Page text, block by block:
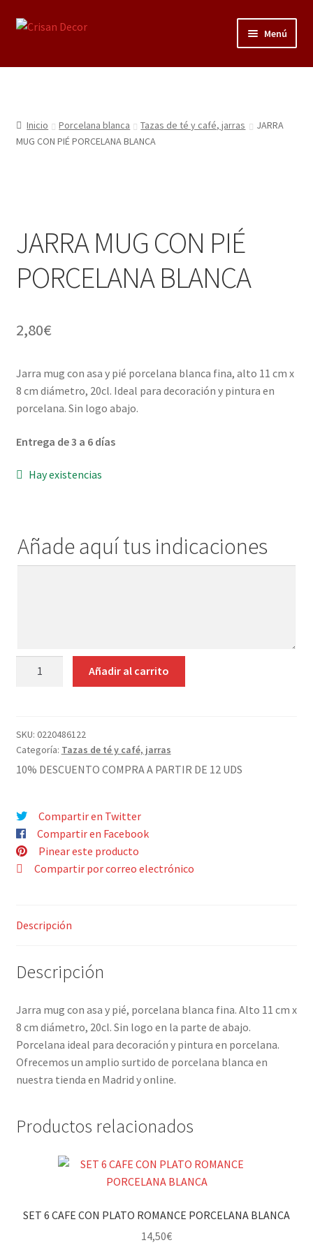
Ir
Ir
Menú
Regalos infantiles, vajillas y canastillas bebé
Regalo personalizado, estuches copas grabadas, regalo
bodas y aniversario, placas grabadas
Porcelana blanca Profesional y Hostelería
Pigmentos Porcelana y Vidrio, Mediums, material pintura
Menaje y servicio de mesa
Regalo original
Regalo personal chico-chica
Decoración, cuadros y espejos
Detalles ceremonia, regalo publicitario, promocional
Inicio Porcelana blanca Tazas de té y café, jarras
JARRA
MUG CON PIÉ PORCELANA BLANCA
JARRA MUG CON PIÉ
PORCELANA BLANCA
2,80€
Jarra mug con asa y pié porcelana blanca fina, alto 11 cm x
8 cm diámetro, 20cl. Ideal para decoración y pintura en
porcelana. Sin logo abajo.
Entrega de 3 a 6 días
Hay existencias
Añade aquí tus indicaciones
PORCELANA
BLANCA
cantidad
Añadir al carrito
SKU: 0220486122
Categoría: Tazas de té y café, jarras
10% DESCUENTO COMPRA A PARTIR DE 12 UDS
Compartir en Twitter
Compartir en Facebook
Pinear este producto
Compartir por correo electrónico
Descripción
Descripción
Jarra mug con asa y pié, porcelana blanca fina. Alto 11 cm x
8 cm diámetro, 20cl. Sin logo en la parte de abajo.
Porcelana ideal para decoración y pintura en porcelana.
Ofrecemos un amplio surtido de porcelana blanca en
nuestra tienda en Madrid y online.
Productos relacionados
SET 6 CAFE CON PLATO ROMANCE PORCELANA BLANCA
14,50€